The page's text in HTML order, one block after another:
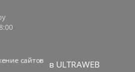
в ULTRAWEB